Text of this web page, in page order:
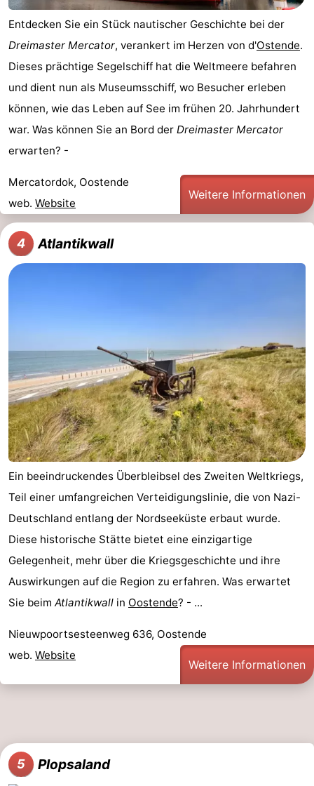
Wenduine
-
Haan
Bredene
-
Ostende
Middelkerke
-
Westende
-
Oostduinkerke
-
Koksijde
-
De
-
Entdecken Sie ein Stück nautischer Geschichte bei der
Dreimaster Mercator, verankert im Herzen von d'Ostende.
Dieses prächtige Segelschiff hat die Weltmeere befahren
und dient nun als Museumsschiff, wo Besucher erleben
können, wie das Leben auf See im frühen 20. Jahrhundert
war. Was können Sie an Bord der Dreimaster Mercator
erwarten? -
Mercatordok, Oostende
web. Website
Weitere Informationen
4 Atlantikwall
Ein beeindruckendes Überbleibsel des Zweiten Weltkriegs,
Teil einer umfangreichen Verteidigungslinie, die von Nazi-
Deutschland entlang der Nordseeküste erbaut wurde.
Diese historische Stätte bietet eine einzigartige
Gelegenheit, mehr über die Kriegsgeschichte und ihre
Auswirkungen auf die Region zu erfahren. Was erwartet
Sie beim Atlantikwall in Oostende? - ...
Nieuwpoortsesteenweg 636, Oostende
web. Website
Weitere Informationen
5 Plopsaland